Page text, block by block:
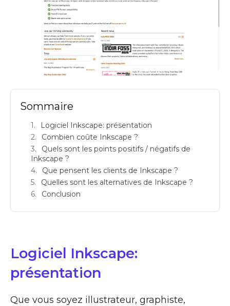
inkscape avis logiciels de dessin prix
Sommaire
Logiciel Inkscape: présentation
Combien coûte Inkscape ?
Quels sont les points positifs / négatifs de
Inkscape ?
Que pensent les clients de Inkscape ?
Quelles sont les alternatives de Inkscape ?
Conclusion
Logiciel Inkscape:
présentation
Que vous soyez illustrateur, graphiste,